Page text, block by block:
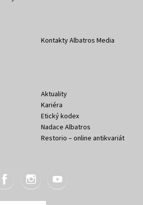
Kontakty Albatros Media
Aktuality
Kariéra
Etický kodex
Nadace Albatros
Restorio – online antikvariát